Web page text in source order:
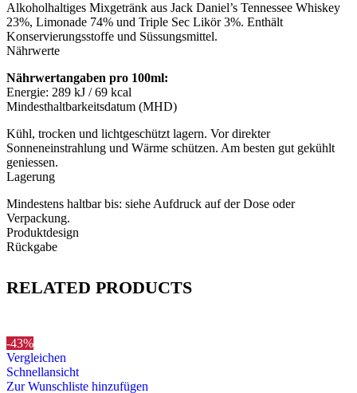
Alkoholhaltiges Mixgetränk aus Jack Daniel’s Tennessee Whiskey
23%, Limonade 74% und Triple Sec Likör 3%. Enthält
Konservierungsstoffe und Süssungsmittel.
Nährwerte
Nährwertangaben pro 100ml:
Energie: 289 kJ / 69 kcal
Mindesthaltbarkeitsdatum (MHD)
Kühl, trocken und lichtgeschützt lagern. Vor direkter
Sonneneinstrahlung und Wärme schützen. Am besten gut gekühlt
geniessen.
Lagerung
Mindestens haltbar bis: siehe Aufdruck auf der Dose oder
Verpackung.
Produktdesign
Rückgabe
RELATED PRODUCTS
-43%
Vergleichen
Schnellansicht
Zur Wunschliste hinzufügen